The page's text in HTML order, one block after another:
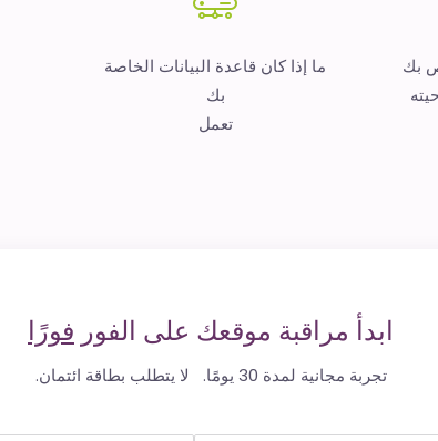
بك
ما إذا كان قاعدة البيانات الخاصة
بك
تعمل
ابدأ مراقبة موقعك على الفور فورًا
تجربة مجانية لمدة 30 يومًا. لا يتطلب بطاقة ائتمان.